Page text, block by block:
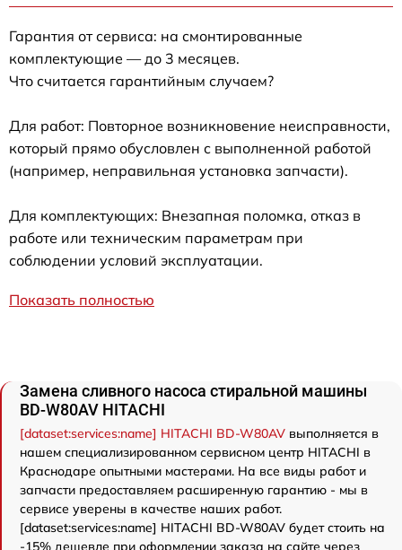
Гарантия от сервиса: на смонтированные
комплектующие — до 3 месяцев.
Что считается гарантийным случаем?
Для работ: Повторное возникновение неисправности,
который прямо обусловлен с выполненной работой
(например, неправильная установка запчасти).
Для комплектующих: Внезапная поломка, отказ в
работе или техническим параметрам при
соблюдении условий эксплуатации.
Показать полностью
Замена сливного насоса стиральной машины
BD-W80AV HITACHI
[dataset:services:name] HITACHI BD-W80AV выполняется в
нашем специализированном сервисном центр HITACHI в
Краснодаре опытными мастерами. На все виды работ и
запчасти предоставляем расширенную гарантию - мы в
сервисе уверены в качестве наших работ.
[dataset:services:name] HITACHI BD-W80AV будет стоить на
-15% дешевле при оформлении заказа на сайте через